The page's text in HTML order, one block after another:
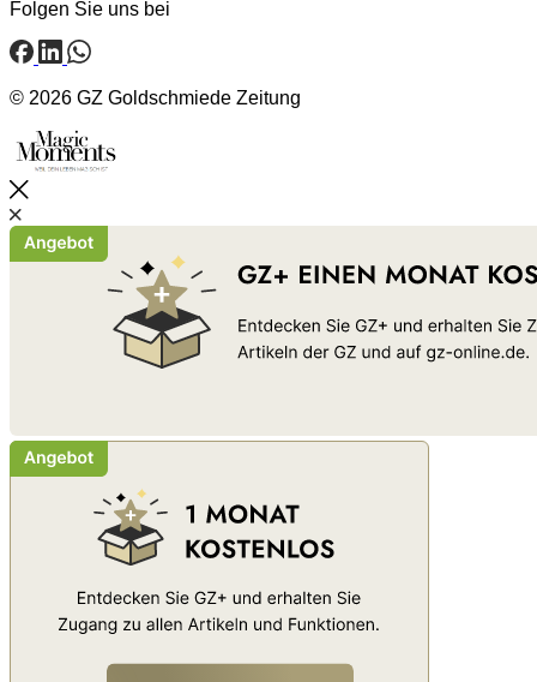
Folgen Sie uns bei
© 2026 GZ Goldschmiede Zeitung
Schließen